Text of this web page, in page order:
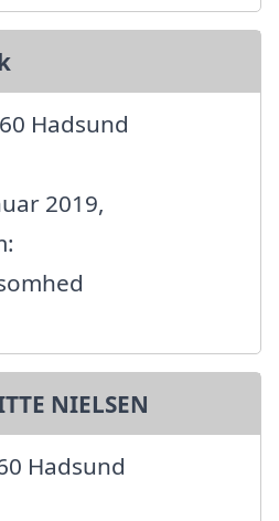
Hadsund
2019,
NIELSEN
Hadsund